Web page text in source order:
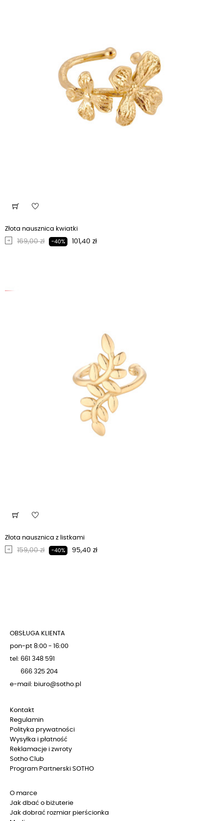
Złota nausznica kwiatki
Regularna cena
169,00 zł -40% Cena
101,40 zł
Złota nausznica z listkami
Regularna cena
159,00 zł -40% Cena
95,40 zł
OBSŁUGA KLIENTA
pon-pt 8:00 - 16:00
tel: 661 348 591
666 325 204
e-mail: biuro@sotho.pl
Kontakt
Regulamin
Polityka prywatności
Wysyłka i płatność
Reklamacje i zwroty
Sotho Club
Program Partnerski SOTHO
O marce
Jak dbać o biżuterie
Jak dobrać rozmiar pierścionka